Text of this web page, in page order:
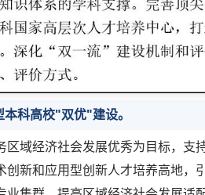
科高校"双优"建设。
区域经济社会发展优秀为目标，支
创新和应用型创新人才培养高地，